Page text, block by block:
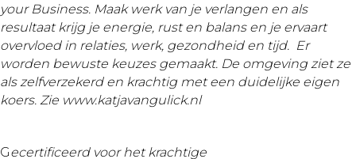
your Business. Maak werk van je verlangen en als
resultaat krijg je energie, rust en balans en je ervaart
overvloed in relaties, werk, gezondheid en tijd. Er
worden bewuste keuzes gemaakt. De omgeving ziet ze
als zelfverzekerd en krachtig met een duidelijke eigen
koers. Zie www.katjavangulick.nl
Gecertificeerd voor het krachtige